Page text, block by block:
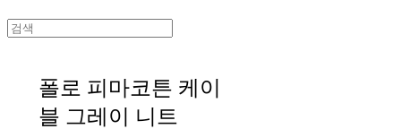
폴로 피마코튼 케이
블 그레이 니트